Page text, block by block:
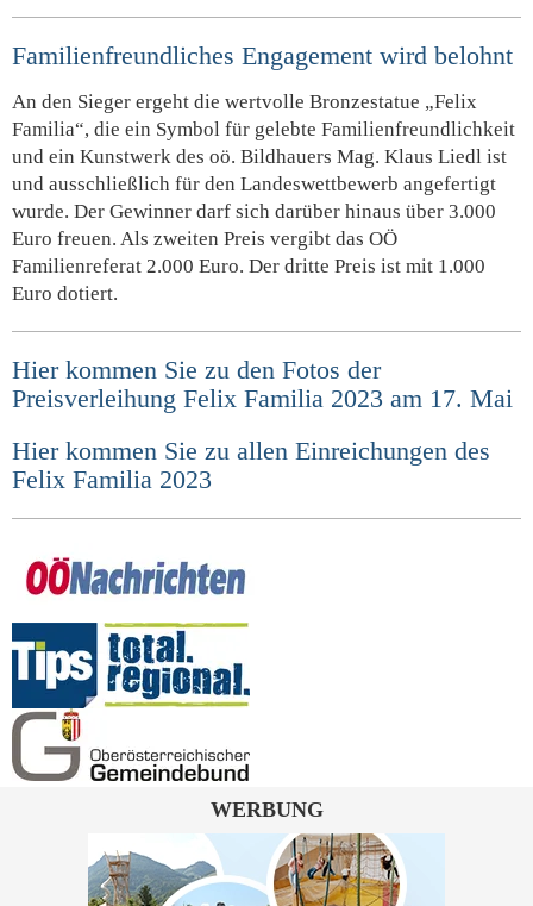
Familienfreundliches Engagement wird belohnt
An den Sieger ergeht die wertvolle Bronzestatue „Felix
Familia“, die ein Symbol für gelebte Familienfreundlichkeit
und ein Kunstwerk des oö. Bildhauers Mag. Klaus Liedl ist
und ausschließlich für den Landeswettbewerb angefertigt
wurde. Der Gewinner darf sich darüber hinaus über 3.000
Euro freuen. Als zweiten Preis vergibt das OÖ
Familienreferat 2.000 Euro. Der dritte Preis ist mit 1.000
Euro dotiert.
Hier kommen Sie zu den Fotos der
Preisverleihung Felix Familia 2023 am 17. Mai
Hier kommen Sie zu allen Einreichungen des
Felix Familia 2023
WERBUNG